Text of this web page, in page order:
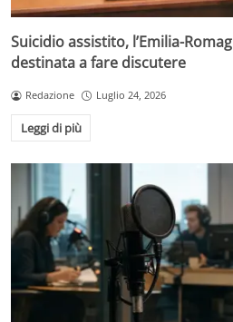
Suicidio assistito, l’Emilia-
destinata a fare discutere
Redazione Luglio 24, 2026
Leggi di più